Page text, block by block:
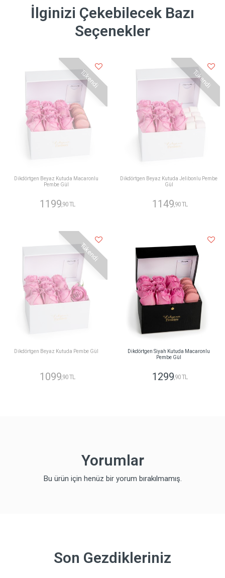
İlginizi Çekebilecek Bazı
Seçenekler
Tükendi
Dikdörtgen Beyaz Kutuda Macaronlu
Pembe Gül
1199 ,90 TL
Tükendi
Dikdörtgen Beyaz Kutuda Jelibonlu Pembe
Gül
1149 ,90 TL
Tükendi
Dikdörtgen Beyaz Kutuda Pembe Gül
1099,90 TL
Dikdörtgen Siyah Kutuda Macaronlu
Pembe Gül
1299,90 TL
Yorumlar
Bu ürün için henüz bir yorum bırakılmamış.
Son Gezdikleriniz